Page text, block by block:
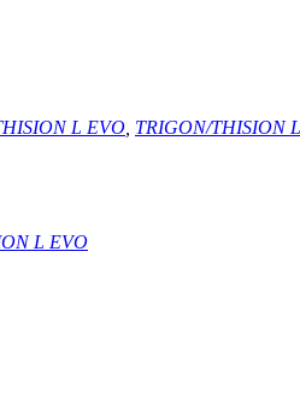
L EVO TRIGON/THISION
L EVO